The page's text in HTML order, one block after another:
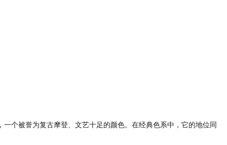
个被誉为复古摩登、文艺十足的颜色。在经典色系中，它的地位同